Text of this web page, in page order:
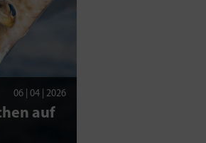
06 | 04 | 2026
auf